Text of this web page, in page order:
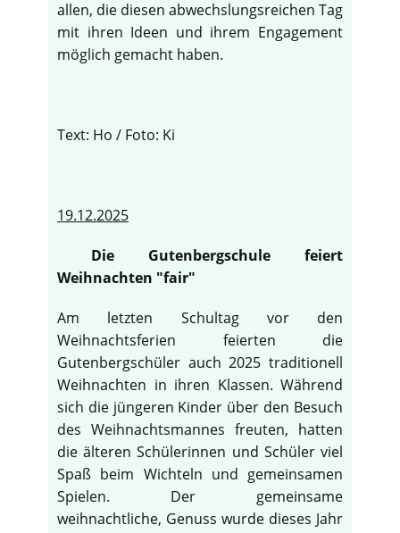
allen, die diesen abwechslungsreichen Tag
mit ihren Ideen und ihrem Engagement
möglich gemacht haben.
Text: Ho / Foto: Ki
19.12.2025
Die Gutenbergschule feiert
Weihnachten "fair"
Am letzten Schultag vor den
Weihnachtsferien feierten die
Gutenbergschüler auch 2025 traditionell
Weihnachten in ihren Klassen. Während
sich die jüngeren Kinder über den Besuch
des Weihnachtsmannes freuten, hatten
die älteren Schülerinnen und Schüler viel
Spaß beim Wichteln und gemeinsamen
Spielen. Der gemeinsame
weihnachtliche, Genuss wurde dieses Jahr